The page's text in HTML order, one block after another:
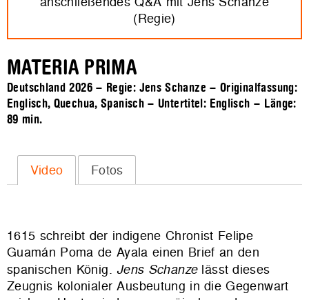
(Regie)
MATERIA PRIMA
Deutschland 2026 – Regie: Jens Schanze – Originalfassung:
Englisch, Quechua, Spanisch – Untertitel: Englisch – Länge:
89 min.
Video Fotos
1615 schreibt der indigene Chronist Felipe
Guamán Poma de Ayala einen Brief an den
spanischen König.Jens Schanzelässt dieses
Zeugnis kolonialer Ausbeutung in die Gegenwart